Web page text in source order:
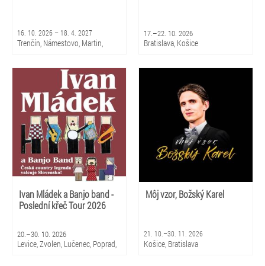
16. 10. 2026 – 18. 4. 2027
Trenčín, Námestovo, Martin,
nad Hronom, Bratislava, Levice,
Poprad, Považská Bystrica,
Bojnice, Topoľčany, Trnava, Nové
Zámky, Žilina
17.–22. 10. 2026
Bratislava, Košice
Ivan Mládek a Banjo band -
Poslední křeč Tour 2026
20.–30. 10. 2026
Levice, Zvolen, Lučenec, Poprad,
Môj vzor, Božský Karel
21. 10.–30. 11. 2026
Košice, Bratislava